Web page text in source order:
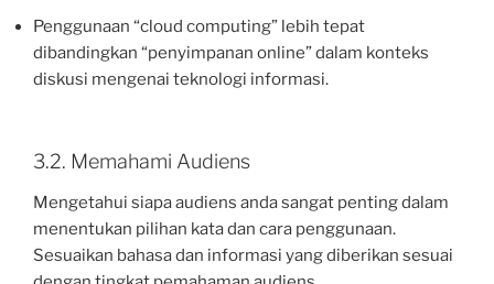
Penggunaan “cloud computing” lebih tepat
dibandingkan “penyimpanan online” dalam konteks
diskusi mengenai teknologi informasi.
3.2. Memahami Audiens
Mengetahui siapa audiens anda sangat penting dalam
menentukan pilihan kata dan cara penggunaan.
Sesuaikan bahasa dan informasi yang diberikan sesuai